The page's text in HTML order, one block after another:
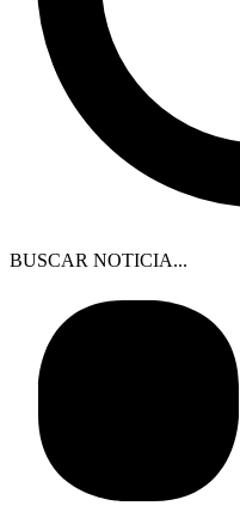
BUSCAR NOTICIA...